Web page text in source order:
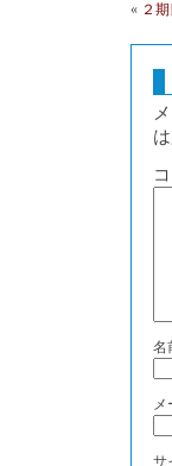
« ２
名
メ
サ